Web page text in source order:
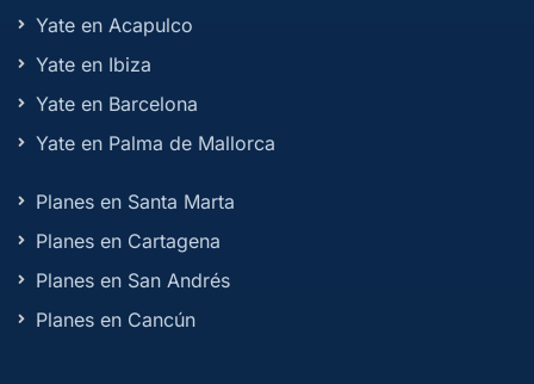
Yate en Acapulco
Yate en Ibiza
Yate en Barcelona
Yate en Palma de Mallorca
Planes en Santa Marta
Planes en Cartagena
Planes en San Andrés
Planes en Cancún